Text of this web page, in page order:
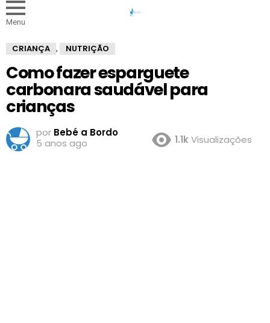
Menu
CRIANÇA , NUTRIÇÃO
Como fazer esparguete
carbonara saudável para
crianças
por Bebé a Bordo
5 anos ago
1.1kVisualizações